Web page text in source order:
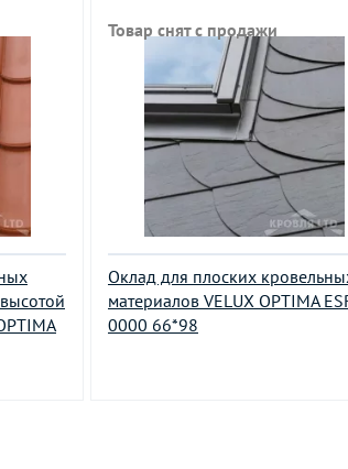
Оклад для плоских
материалов VELUX OPTIMA
0000 66*98
Товар снят с продажи